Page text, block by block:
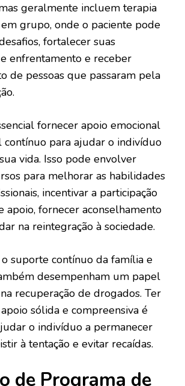
geralmente incluem terapia
grupo, onde o paciente pode
fortalecer suas
enfrentamento e receber
de pessoas que passaram pela
fornecer apoio emocional
contínuo para ajudar o indivíduo
vida. Isso pode envolver
para melhorar as habilidades
incentivar a participação
apoio, fornecer aconselhamento
na reintegração à sociedade.
o suporte contínuo da família e
desempenham um papel
recuperação de drogados. Ter
sólida e compreensiva é
o indivíduo a permanecer
à tentação e evitar recaídas.
de Programa de